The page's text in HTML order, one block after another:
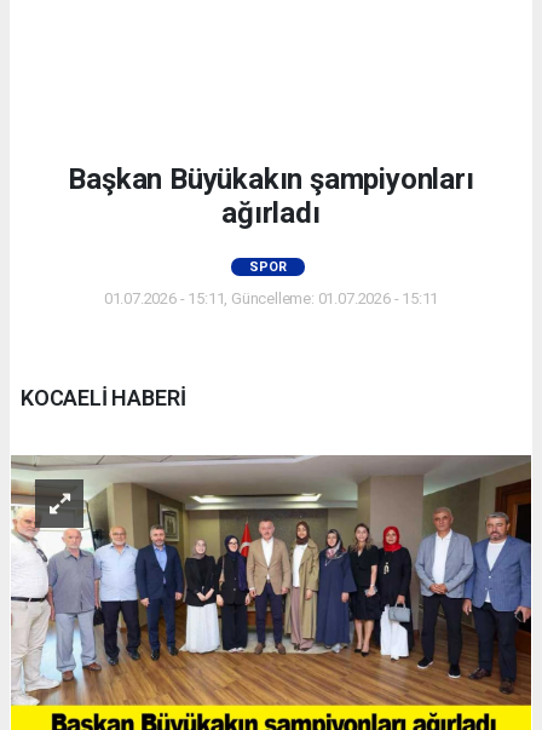
Başkan Büyükakın şampiyonları
ağırladı
SPOR
01.07.2026 - 15:11, Güncelleme: 01.07.2026 - 15:11
KOCAELİ HABERİ